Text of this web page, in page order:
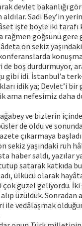
devlet bakanlığı
aldılar. Sadi Bey’in
işte böyle iki tarafı
rağmen göğsünü
on sekiz
boş durdurmuyor,
gibi idi. İstanbul’a
idik ya; Devlet’i
ama nefesimiz daha
ve bizlerin
de oldu ve
çıkarmaya
sekiz yaşındaki ruh
haber saldı, yazılar
satarak katkıda
ülkücü olarak
güzel geliyordu. İki
üzüldük. Sonradan
ile vedâlaşmak